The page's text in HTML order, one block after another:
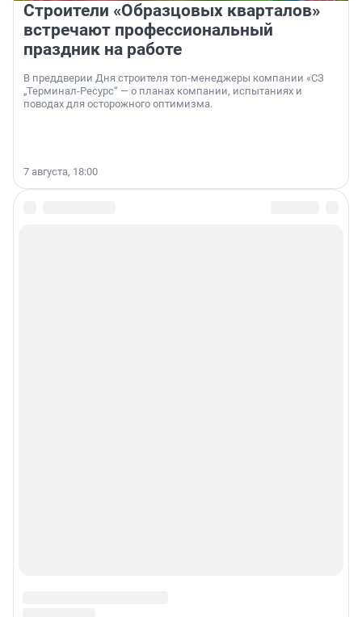
Строители «Образцовых кварталов»
встречают профессиональный
праздник на работе
В преддверии Дня строителя топ-менеджеры компании «СЗ
„Терминал-Ресурс“ — о планах компании, испытаниях и
поводах для осторожного оптимизма.
7 августа, 18:00